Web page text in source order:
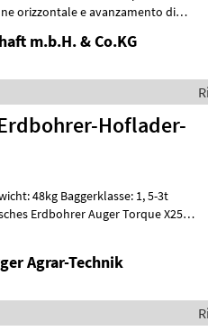
orizzontale e avanzamento di
m.b.H. & Co.KG
Hoflader-
48kg Baggerklasse: 1, 5-3t
Erdbohrer Auger Torque X2500
Agrar-Technik